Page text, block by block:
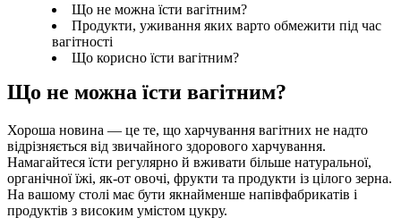
Що не можна їсти вагітним?
Продукти, уживання яких варто обмежити під час
вагітності
Що корисно їсти вагітним?
Що не можна їсти вагітним?
Хороша новина — це те, що харчування вагітних не надто
відрізняється від звичайного здорового харчування.
Намагайтеся їсти регулярно й вживати більше натуральної,
органічної їжі, як-от овочі, фрукти та продукти із цілого зерна.
На вашому столі має бути якнайменше напівфабрикатів і
продуктів з високим умістом цукру.